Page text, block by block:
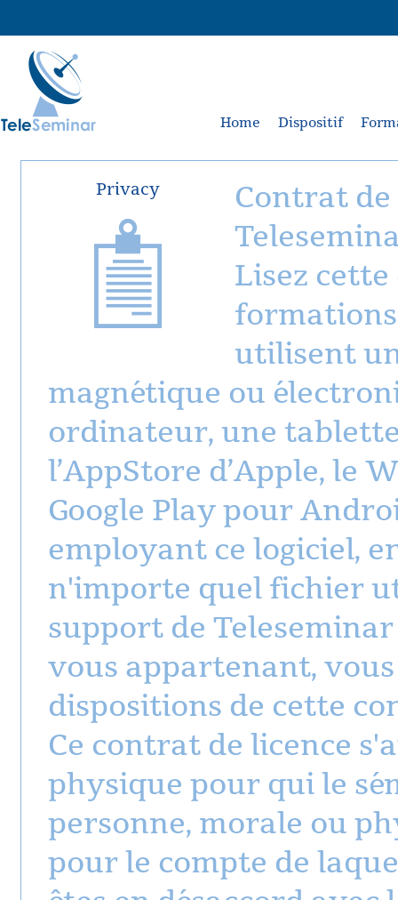
Home Dispositif
Privacy
Contrat
Lisez
utilisent
magnétique ou
ordinateur, une
l’AppStore d’Apple, le
Google Play pour
employant ce logiciel,
n'importe quel fichier
support de
vous appartenant,
dispositions de cette
Ce contrat de licence
physique pour qui le
personne, morale ou
pour le compte de